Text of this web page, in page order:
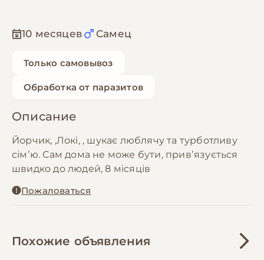
10 месяцев Самец
Только самовывоз
Обработка от паразитов
Описание
Йорчик, ,Локі, , шукає люблячу та турботливу
сімʼю. Сам дома не може бути, привʼязується
швидко до людей, 8 місяців
Пожаловаться
Похожие объявления